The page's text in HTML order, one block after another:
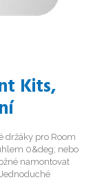
Kits,
držáky pro Room
0&deg; nebo
namontovat